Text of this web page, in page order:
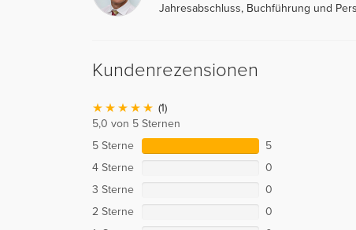
Jahresabschluss, Buchführung und
Kundenrezensionen
(1)
5,0 von 5 Sternen
5 Sterne
5
4 Sterne
0
3 Sterne
0
2 Sterne
0